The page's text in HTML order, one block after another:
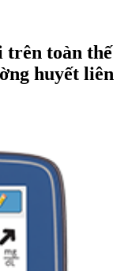
trên toàn thế
huyết liên